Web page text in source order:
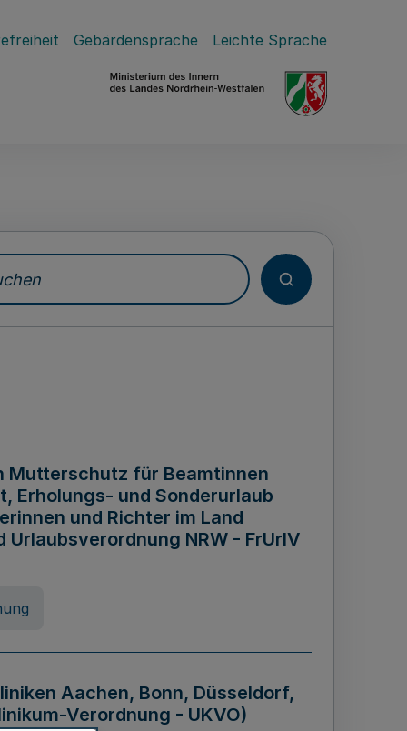
Gebärdensprache Leichte Sprache
Mutterschutz für Beamtinnen
Erholungs- und Sonderurlaub
und Richter im Land
NRW - FrUrlV
Aachen, Bonn, Düsseldorf,
Verordnung - UKVO)